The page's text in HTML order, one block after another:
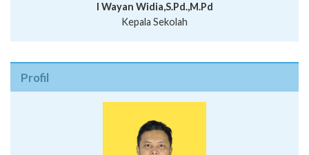
I Wayan Widia,S.Pd.,M.Pd
Kepala Sekolah
Profil